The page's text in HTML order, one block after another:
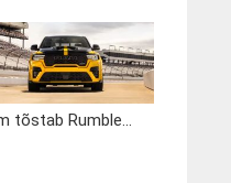
tõstab Rumble...